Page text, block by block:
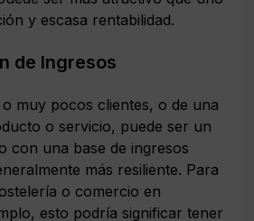
y escasa rentabilidad.
de Ingresos
muy pocos clientes, o de una
o servicio, puede ser un
con una base de ingresos
más resiliente. Para
o comercio en
esto podría significar tener